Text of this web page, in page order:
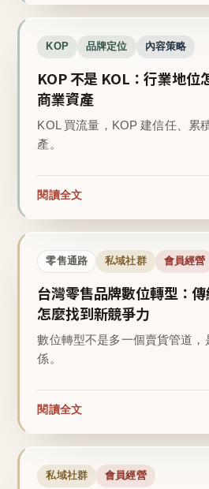
KOP 品牌定位 內容策略
KOP 不是 KOL：行業地位
商業資產
KOL 買流量，KOP 建信任、累
產。
閱讀全文
零售通路 私域社群 會員經營
台灣零售品牌數位轉型：
怎麼找到新競爭力
數位轉型不是多一個賣貨管道，
係。
閱讀全文
私域社群 會員經營